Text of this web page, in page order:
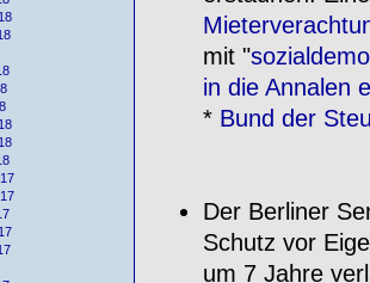
mit "
in die Annalen
* Bund der
Der Berliner
Schutz vor
um 7 Jahre